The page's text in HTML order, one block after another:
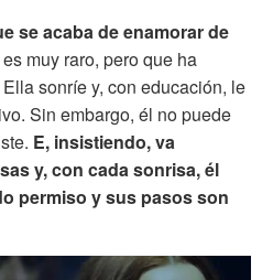
se acaba de enamorar de
muy raro, pero que ha
sonríe y, con educación, le
Sin embargo, él no puede
E, insistiendo, va
y, con cada sonrisa, él
permiso y sus pasos son